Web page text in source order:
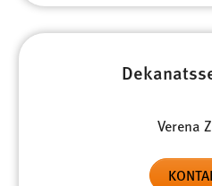
Verena
Anbieter:
Conversion-Tracking